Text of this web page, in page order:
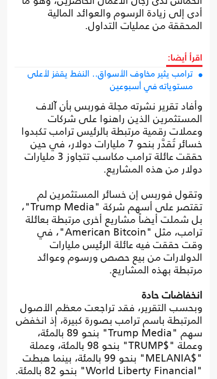
أدى إلى زيادة الرسوم والعوائد المالية
المحققة من عمليات التداول.
اقرأ أيضا:
ترامب يثير مخاوف الأسواق.. النفط يقفز لأعلى
مستوياته في أسبوعين
وأفاد تقرير نشرته مجلة فوربس بأن آلاف
المستثمرين الذين راهنوا على شركات
وعملات رقمية مرتبطة بالرئيس ترامب تكبدوا
خسائر تُقدَّر بنحو 7 مليارات دولار، في حين
حققت عائلة ترامب مكاسب تتجاوز 3 مليارات
دولار من هذه المشاريع.
وتقول فوربس إن خسائر المستثمرين لم
تقتصر على أسهم شركة "Trump Media"،
بل شملت أيضاً مشاريع أخرى مرتبطة بعائلة
ترامب، مثل "American Bitcoin"، في
وقت حققت فيه عائلة الرئيس مليارات
الدولارات من بيع حصص ورسوم وعوائد
مرتبطة بهذه المشاريع.
انخفاضات حادة
وبحسب التقرير، فقد تراجعت معظم الأصول
المرتبطة باسم ترامب بصورة كبيرة، إذ انخفض
سهم "Trump Media" بنحو 89 بالمئة،
وعملة "$TRUMP" بنحو 98 بالمئة، وعملة
"$MELANIA" بنحو 99 بالمئة، بينما هبطت
"World Liberty Financial" بنحو 82 بالمئة.